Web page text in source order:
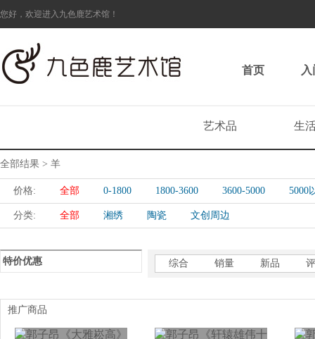
您好，欢迎进入九色鹿艺术馆！
首页
艺术品 生
全部结果 > 羊
价格: 全部 0-1800 1800-3600 3600-5000 5000
分类: 全部 湘绣 陶瓷 文创周边
特价优惠 综合 销量 新品
推广商品